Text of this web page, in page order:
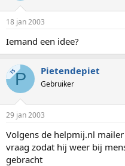
18 jan 2003
Iemand een idee?
TSP Pietendepiet
Gebruiker
29 jan 2003
Volgens de helpmij.nl
vraag zodat hij weer bij
gebracht